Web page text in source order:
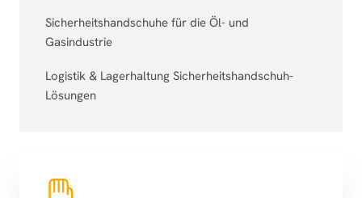
Sicherheitshandschuhe für die Öl- und
Gasindustrie
Logistik & Lagerhaltung Sicherheitshandschuh-
Lösungen